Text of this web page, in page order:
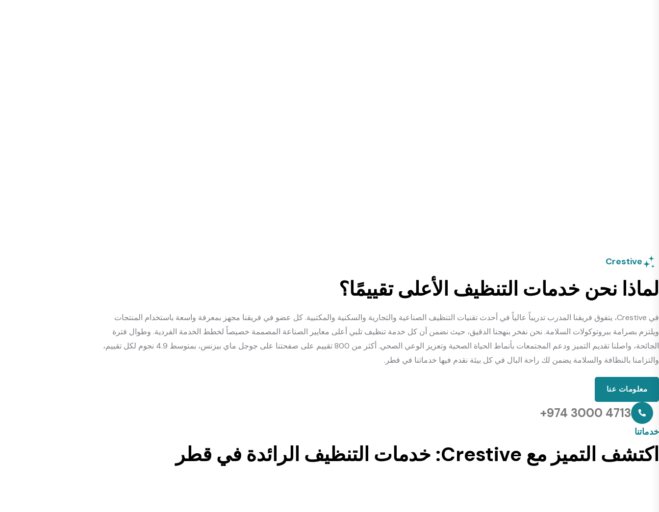
Crestive
لماذا نحن خدمات التنظيف الأعلى تقييمًا؟
في Crestive، يتفوق فريقنا المدرب تدريباً عالياً في أحدث تقنيات التنظيف الصناعية والتجارية والسكنية والمكتبية. كل عضو في فريقنا مجهز بمعرفة واسعة باستخدام المنتجات
ويلتزم بصرامة ببروتوكولات السلامة. نحن نفخر بنهجنا الدقيق، حيث نضمن أن كل خدمة تنظيف تلبي أعلى معايير الصناعة المصممة خصيصاً لخطط الخدمة الفردية. وطوال فترة
الجائحة، واصلنا تقديم التميز ودعم المجتمعات بأنماط الحياة الصحية وتعزيز الوعي الصحي. أكثر من 800 تقييم على صفحتنا على جوجل ماي بيزنس، بمتوسط 4.9 نجوم لكل تقييم،
والتزامنا بالنظافة والسلامة يضمن لك راحة البال في كل بيئة نقدم فيها خدماتنا في قطر.
معلومات عنا
+974 3000 4713
خدماتنا
اكتشف التميز مع Crestive: خدمات التنظيف الرائدة في قطر